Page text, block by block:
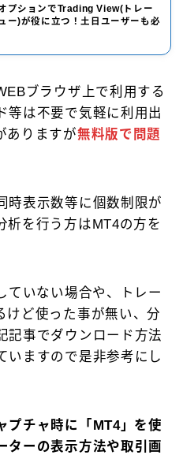
プションでTrading View(トレー
ー)が役に立つ！土日ユーザーも必
ブラウザ上で利用する
等は不要で気軽に利用出
ありますが無料版で問題
時表示数等に個数制限が
析を行う方はMT4の方を
ていない場合や、トレー
けど使った事が無い、分
記事でダウンロード方法
いますので是非参考にし
プチャ時に「MT4」を使
ターの表示方法や取引画